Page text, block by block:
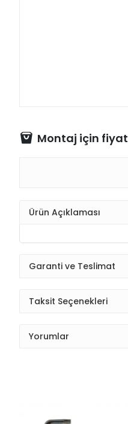
Montaj için
Ürün Açıklaması
Garanti ve Teslimat
Taksit Seçenekleri
Yorumlar